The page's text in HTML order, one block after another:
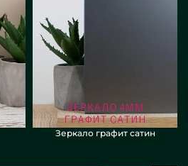
Зеркало графит сатин